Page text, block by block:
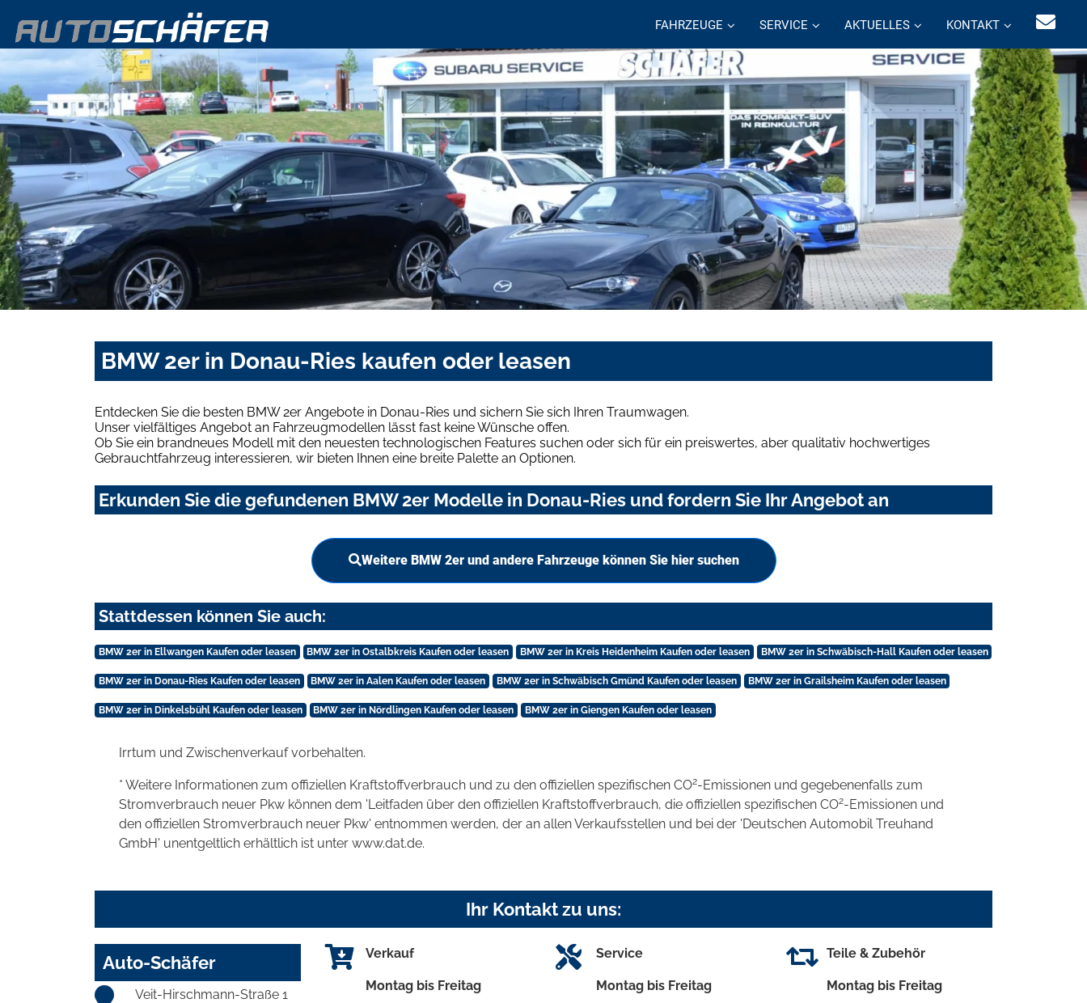
FAHRZEUGE SERVICE AKTUELLES KONTAKT
BMW 2er in Donau-Ries kaufen oder leasen
Entdecken Sie die besten BMW 2er Angebote in Donau-Ries und sichern Sie sich Ihren Traumwagen.
Unser vielfältiges Angebot an Fahrzeugmodellen lässt fast keine Wünsche offen.
Ob Sie ein brandneues Modell mit den neuesten technologischen Features suchen oder sich für ein preiswertes, aber qualitativ hochwertiges
Gebrauchtfahrzeug interessieren, wir bieten Ihnen eine breite Palette an Optionen.
Erkunden Sie die gefundenen BMW 2er Modelle in Donau-Ries und fordern Sie Ihr Angebot an
Weitere BMW 2er und andere Fahrzeuge können Sie hier suchen
Stattdessen können Sie auch:
BMW 2er in Ellwangen Kaufen oder leasen BMW 2er in Ostalbkreis Kaufen oder leasen BMW 2er in Kreis Heidenheim Kaufen oder leasen BMW 2er in Schwäbisch-Hall Kaufen oder leasen
BMW 2er in Donau-Ries Kaufen oder leasen BMW 2er in Aalen Kaufen oder leasen BMW 2er in Schwäbisch Gmünd Kaufen oder leasen BMW 2er in Grailsheim Kaufen oder leasen
BMW 2er in Dinkelsbühl Kaufen oder leasen BMW 2er in Nördlingen Kaufen oder leasen BMW 2er in Giengen Kaufen oder leasen
Irrtum und Zwischenverkauf vorbehalten.
* Weitere Informationen zum offiziellen Kraftstoffverbrauch und zu den offiziellen spezifischen CO2-Emissionen und gegebenenfalls zum
Stromverbrauch neuer Pkw können dem 'Leitfaden über den offiziellen Kraftstoffverbrauch, die offiziellen spezifischen CO2-Emissionen und
den offiziellen Stromverbrauch neuer Pkw' entnommen werden, der an allen Verkaufsstellen und bei der 'Deutschen Automobil Treuhand
GmbH' unentgeltlich erhältlich ist unter www.dat.de.
Ihr Kontakt zu uns:
Auto-Schäfer
Veit-Hirschmann-Straße 1
Verkauf
Montag bis Freitag
Service
Montag bis Freitag
Teile & Zubehör
Montag bis Freitag